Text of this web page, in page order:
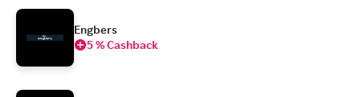
Engbers
5 % Cashback